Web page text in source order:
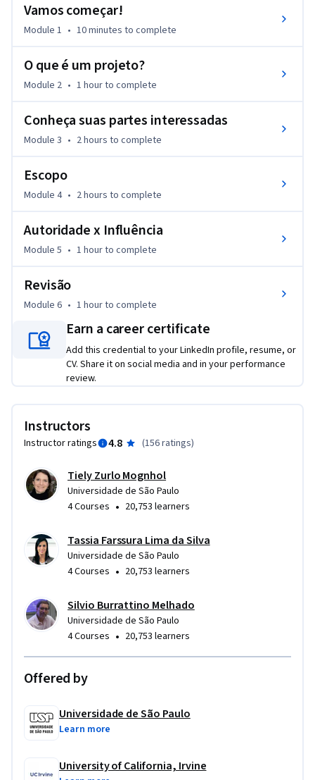
projeto. Você também aprenderá a responder algumas
questões chave para atingir os objetivos do projeto: o que
Quem se beneficia desse projeto? Como planejaremos
resultados positivos?
1. Identificar as principais características de um projeto
2. Identificar as principais restrições de projeto
4. Identificar estruturas organizacionais do projeto
5. Compreender a definição de um stakeholder ou parte
6. Identificar as partes interessadas do projeto
7. Identificar as necessidades de informação dos
8. Define as responsabilidades para gerir e controlar o
9. Definir o propósito de usar um termo de abertura projeto
10. Resumir os elementos-chave de um plano de projeto
11. Identificar fontes comuns de conflito dentro de um
ambiente de projeto
12. Descrever a diferença entre autoridade e influência
Vamos começar!
Module 1 • 10 minutes to complete
O que é um projeto?
Module 2 • 1 hourto complete
Conheça suas partes interessadas
Module 3 • 2 hours to complete
Escopo
Module 4 • 2 hours to complete
Autoridade x Influência
Module 5 • 1 hourto complete
Revisão
Module 6 • 1 hourto complete
Earn a career certificate
Add this credential to your LinkedIn profile, resume, or
CV. Share it on social media and in your performance
review.
Instructors
Instructor ratings 4.8 (156 ratings)
Tiely Zurlo Mognhol
Universidade de São Paulo
4 Courses • 20,753 learners
Tassia Farssura Lima da Silva
Universidade de São Paulo
4 Courses • 20,753 learners
Silvio Burrattino Melhado
Universidade de São Paulo
4 Courses • 20,753 learners
Offered by
Universidade de São Paulo
Learn more
University of California, Irvine